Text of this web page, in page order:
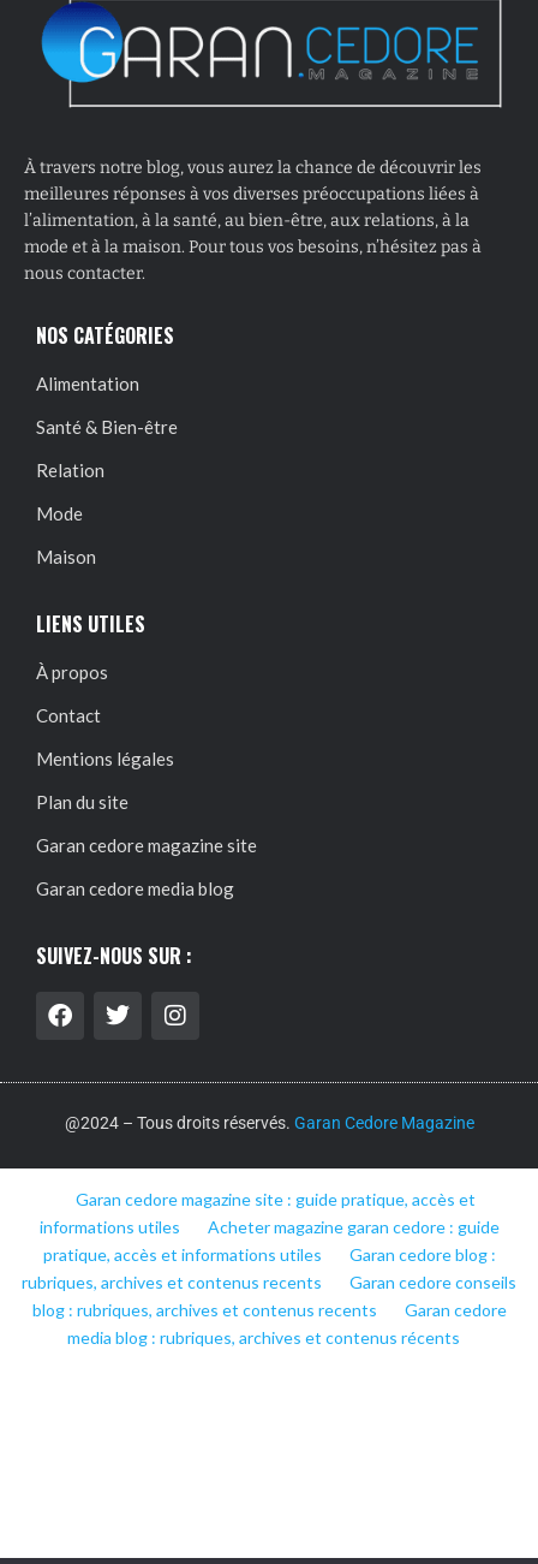
À travers notre blog, vous aurez la chance de découvrir les
meilleures réponses à vos diverses préoccupations liées à
l’alimentation, à la santé, au bien-être, aux relations, à la
mode et à la maison. Pour tous vos besoins, n’hésitez pas à
nous contacter.
NOS CATÉGORIES
Alimentation
Santé & Bien-être
Relation
Mode
Maison
LIENS UTILES
À propos
Contact
Mentions légales
Plan du site
Garan cedore magazine site
Garan cedore media blog
SUIVEZ-NOUS SUR :
@2024 – Tous droits réservés. Garan Cedore Magazine
Garan cedore magazine site : guide pratique, accès et
informations utiles
Acheter magazine garan cedore : guide
pratique, accès et informations utiles
Garan cedore blog :
rubriques, archives et contenus recents
Garan cedore conseils
blog : rubriques, archives et contenus recents
Garan cedore
media blog : rubriques, archives et contenus récents